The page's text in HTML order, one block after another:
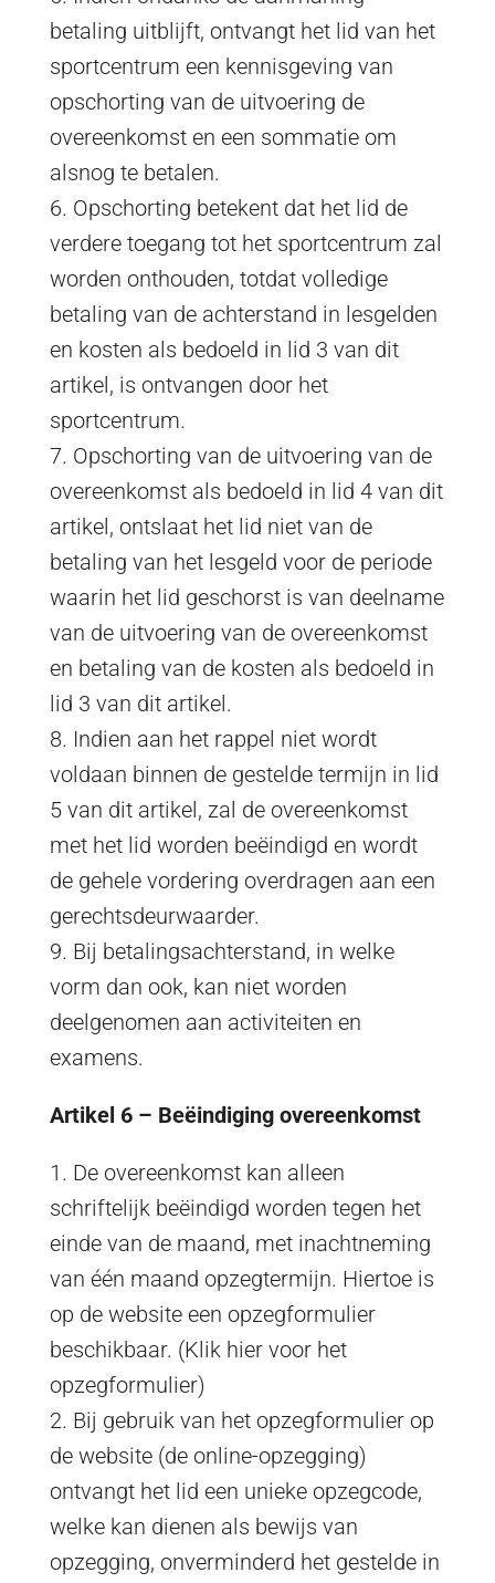
betaling uitblijft, ontvangt het lid van het
sportcentrum een kennisgeving van
opschorting van de uitvoering de
overeenkomst en een sommatie om
alsnog te betalen.
6. Opschorting betekent dat het lid de
verdere toegang tot het sportcentrum zal
worden onthouden, totdat volledige
betaling van de achterstand in lesgelden
en kosten als bedoeld in lid 3 van dit
artikel, is ontvangen door het
sportcentrum.
7. Opschorting van de uitvoering van de
overeenkomst als bedoeld in lid 4 van dit
artikel, ontslaat het lid niet van de
betaling van het lesgeld voor de periode
waarin het lid geschorst is van deelname
van de uitvoering van de overeenkomst
en betaling van de kosten als bedoeld in
lid 3 van dit artikel.
8. Indien aan het rappel niet wordt
voldaan binnen de gestelde termijn in lid
5 van dit artikel, zal de overeenkomst
met het lid worden beëindigd en wordt
de gehele vordering overdragen aan een
gerechtsdeurwaarder.
9. Bij betalingsachterstand, in welke
vorm dan ook, kan niet worden
deelgenomen aan activiteiten en
examens.
Artikel 6 – Beëindiging overeenkomst
1. De overeenkomst kan alleen
schriftelijk beëindigd worden tegen het
einde van de maand, met inachtneming
van één maand opzegtermijn. Hiertoe is
op de website een opzegformulier
beschikbaar. (Klik hier voor het
opzegformulier)
2. Bij gebruik van het opzegformulier op
de website (de online-opzegging)
ontvangt het lid een unieke opzegcode,
welke kan dienen als bewijs van
opzegging, onverminderd het gestelde in